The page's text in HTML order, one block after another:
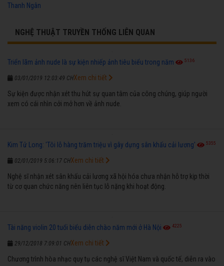
Thanh Ngân
NGHỆ THUẬT TRUYỀN THỐNG LIÊN QUAN
Triển lãm ảnh nude là sự kiện nhiếp ảnh tiêu biểu trong năm 5136
03/01/2019 12:03:49 CH
Sự kiện được nhận xét thu hút sự quan tâm của công chúng, giúp người
xem có cái nhìn cởi mở hơn về ảnh nude.
Xem chi tiết
Kim Tử Long: 'Tôi lỗ hàng trăm triệu vì gây dựng sân khấu cải lương' 5355
02/01/2019 5:06:17 CH
Nghệ sĩ nhận xét sân khấu cải lương xã hội hóa chưa nhận hỗ trợ kịp thời
từ cơ quan chức năng nên liên tục lỗ nặng khi hoạt động.
Xem chi tiết
Tài năng violin 20 tuổi biểu diễn chào năm mới ở Hà Nội 4225
29/12/2018 7:09:01 CH
Chương trình hòa nhạc quy tụ các nghệ sĩ Việt Nam và quốc tế, diễn ra vào
Xem chi tiết